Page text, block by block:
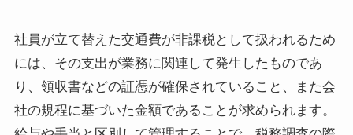
社員が立て替えた交通費が非課税として扱われるため
には、その支出が業務に関連して発生したものであ
り、領収書などの証憑が確保されていること、また会
社の規程に基づいた金額であることが求められます。